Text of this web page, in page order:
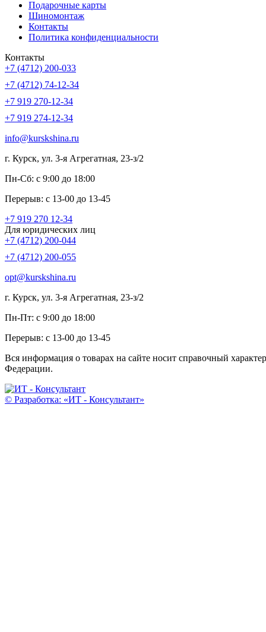
Подарочные карты
Шиномонтаж
Контакты
Политика конфиденциальности
Контакты
+7 (4712) 200-033
+7 (4712) 74-12-34
+7 919 270-12-34
+7 919 274-12-34
info@kurskshina.ru
г. Курск, ул. 3-я Агрегатная, 23-з/2
Пн-Сб: с 9:00 до 18:00
Перерыв: с 13-00 до 13-45
+7 919 270 12-34
Для юридических лиц
+7 (4712) 200-044
+7 (4712) 200-055
opt@kurskshina.ru
г. Курск, ул. 3-я Агрегатная, 23-з/2
Пн-Пт: с 9:00 до 18:00
Перерыв: с 13-00 до 13-45
Вся информация о товарах на сайте носит справочный
Федерации.
© Разработка: «ИТ - Консультант»